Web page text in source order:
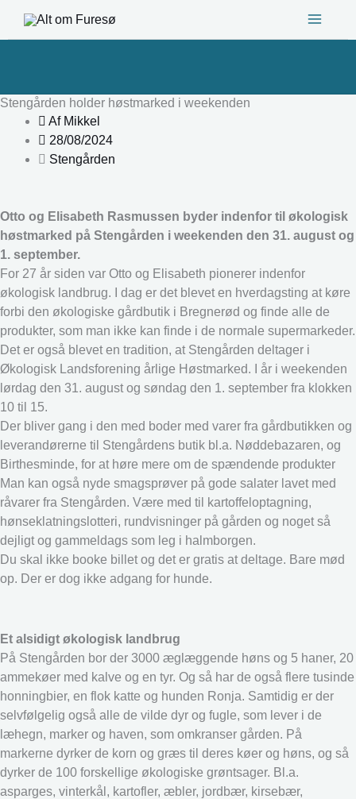
Stengården holder høstmarked i weekenden
AfMikkel
28/08/2024
Stengården
Otto og Elisabeth Rasmussen byder indenfor til økologisk
høstmarked på Stengården i weekenden den 31. august og
1. september.
For 27 år siden var Otto og Elisabeth pionerer indenfor
økologisk landbrug. I dag er det blevet en hverdagsting at køre
forbi den økologiske gårdbutik i Bregnerød og finde alle de
produkter, som man ikke kan finde i de normale supermarkeder.
Det er også blevet en tradition, at Stengården deltager i
Økologisk Landsforening årlige Høstmarked. I år i weekenden
lørdag den 31. august og søndag den 1. september fra klokken
10 til 15.
Der bliver gang i den med boder med varer fra gårdbutikken og
leverandørerne til Stengårdens butik bl.a. Nøddebazaren, og
Birthesminde, for at høre mere om de spændende produkter
Man kan også nyde smagsprøver på gode salater lavet med
råvarer fra Stengården. Være med til kartoffeloptagning,
hønseklatningslotteri, rundvisninger på gården og noget så
dejligt og gammeldags som leg i halmborgen.
Du skal ikke booke billet og det er gratis at deltage. Bare mød
op. Der er dog ikke adgang for hunde.
Et alsidigt økologisk landbrug
På Stengården bor der 3000 æglæggende høns og 5 haner, 20
ammekøer med kalve og en tyr. Og så har de også flere tusinde
honningbier, en flok katte og hunden Ronja. Samtidig er der
selvfølgelig også alle de vilde dyr og fugle, som lever i de
læhegn, marker og haven, som omkranser gården. På
markerne dyrker de korn og græs til deres køer og høns, og så
dyrker de 100 forskellige økologiske grøntsager. Bl.a.
asparges, vinterkål, kartofler, æbler, jordbær, kirsebær,